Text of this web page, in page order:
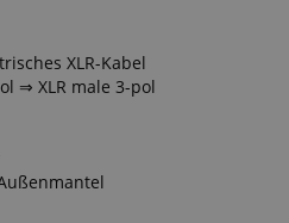
XLR-Kabel
⇒ XLR male 3-pol